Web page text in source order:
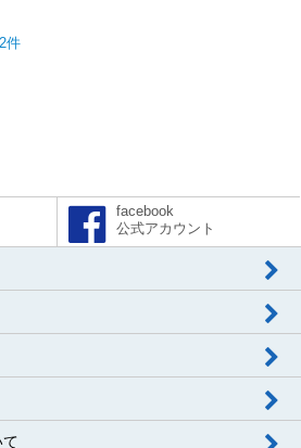
件
facebook
公式アカウント